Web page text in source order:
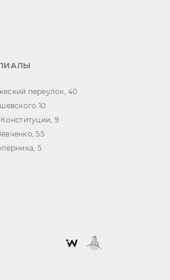
переулок, 40
10
9
55
5